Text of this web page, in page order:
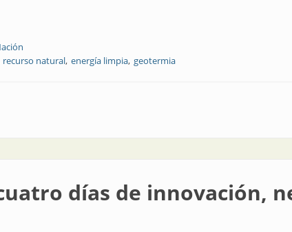
recurso natural energía limpia geotermia
conviene?
días de innovación,